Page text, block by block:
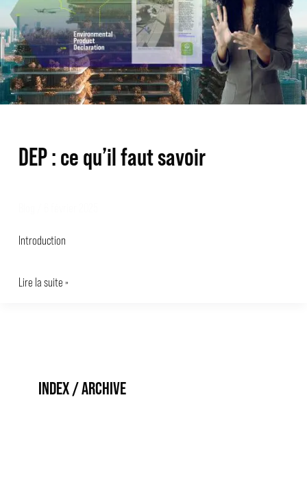
DEP : ce qu’il faut savoir
Introduction
faut
savoir
Lire la suite »
INDEX / ARCHIVE